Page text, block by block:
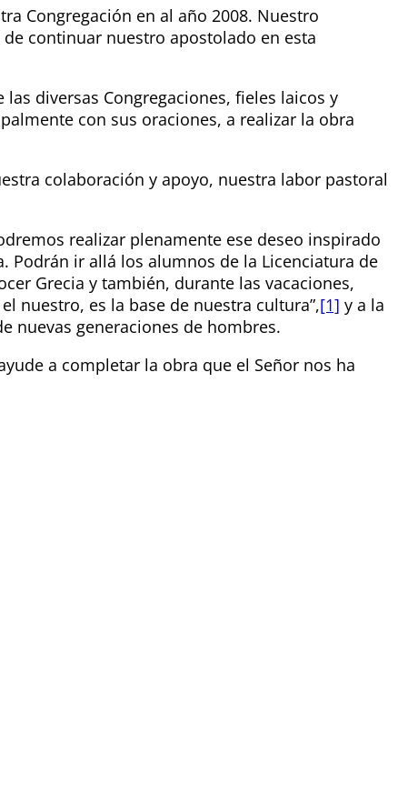
Congregación en al año 2008. Nuestro
continuar nuestro apostolado en esta
diversas Congregaciones, fieles laicos y
con sus oraciones, a realizar la obra
colaboración y apoyo, nuestra labor pastoral
realizar plenamente ese deseo inspirado
Podrán ir allá los alumnos de la Licenciatura de
Grecia y también, durante las vacaciones,
nuestro, es la base de nuestra cultura”,[1] y a la
nuevas generaciones de hombres.
a completar la obra que el Señor nos ha